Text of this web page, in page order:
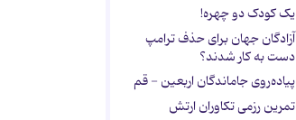
یک کودک دو چهره!
آزادگان جهان برای حذف ترامپ
دست به کار شدند؟
پیاده‌روی جاماندگان اربعین - قم
تمرین رزمی تکاوران ارتش